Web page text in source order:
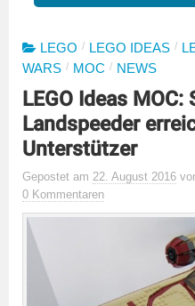
LEGO / LEGO IDEAS /
WARS / MOC / NEWS
LEGO Ideas MOC:
Landspeeder
Unterstützer
Gepostet am 22. August 2016
0 Kommentaren